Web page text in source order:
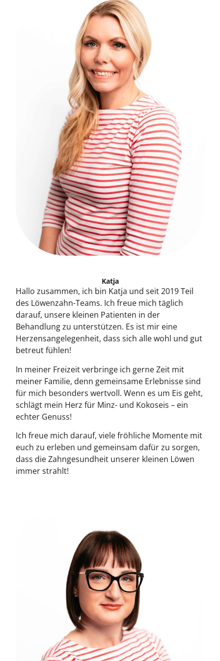
Katja
Hallo zusammen, ich bin Katja und seit 2019 Teil
des Löwenzahn-Teams. Ich freue mich täglich
darauf, unsere kleinen Patienten in der
Behandlung zu unterstützen. Es ist mir eine
Herzensangelegenheit, dass sich alle wohl und gut
betreut fühlen!
In meiner Freizeit verbringe ich gerne Zeit mit
meiner Familie, denn gemeinsame Erlebnisse sind
für mich besonders wertvoll. Wenn es um Eis geht,
schlägt mein Herz für Minz- und Kokoseis – ein
echter Genuss!
Ich freue mich darauf, viele fröhliche Momente mit
euch zu erleben und gemeinsam dafür zu sorgen,
dass die Zahngesundheit unserer kleinen Löwen
immer strahlt!